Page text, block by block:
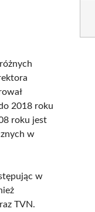
2018 roku
roku jest
w
w
TVN.